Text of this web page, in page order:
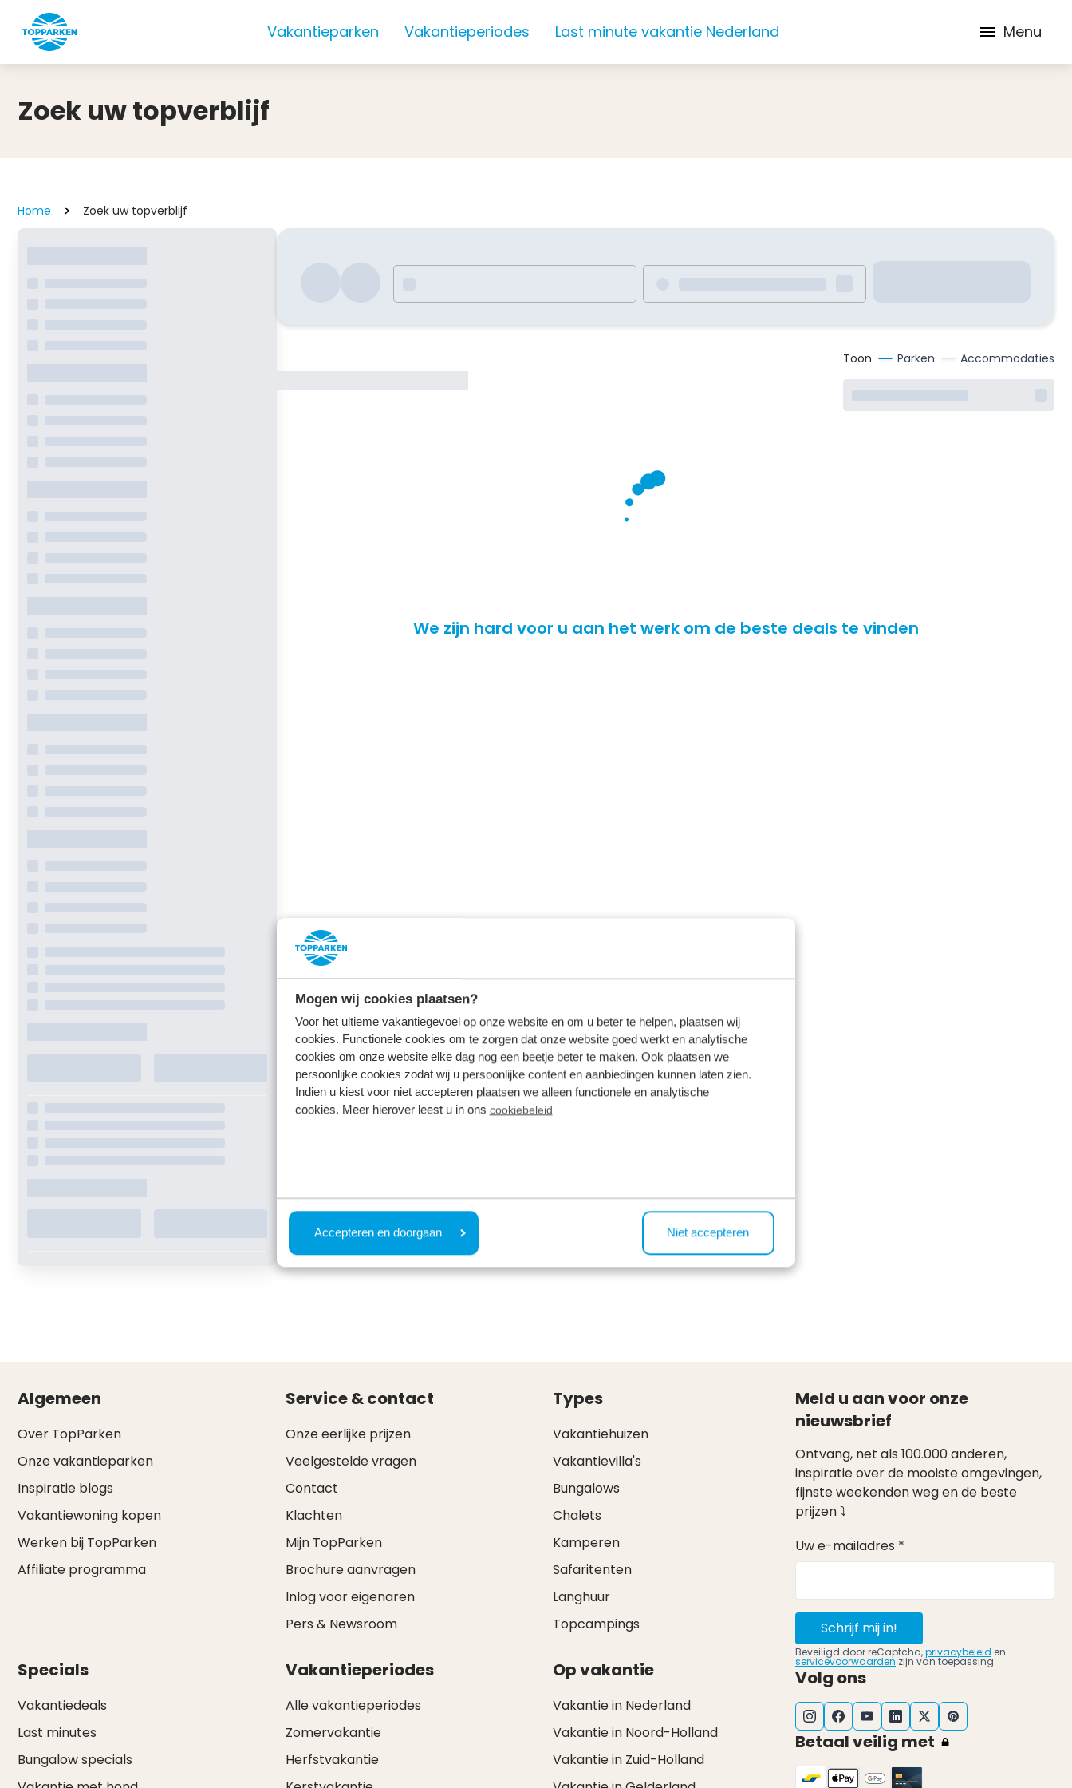
Mogen wij cookies plaatsen?
Voor het ultieme vakantiegevoel op onze website en om u beter te helpen, plaatsen wij
cookies. Functionele cookies om te zorgen dat onze website goed werkt en analytische
cookies om onze website elke dag nog een beetje beter te maken. Ook plaatsen we
persoonlijke cookies zodat wij u persoonlijke content en aanbiedingen kunnen laten zien.
Indien u kiest voor niet accepteren plaatsen we alleen functionele en analytische
cookies. Meer hierover leest u in ons cookiebeleid
Accepteren en doorgaan Niet accepteren
Vakantieparken Vakantieperiodes Last minute vakantie Nederland Menu
Zoek uw topverblijf
Home Zoek uw topverblijf
Toon Parken Accommodaties
We zijn hard voor u aan het werk om de beste deals te vinden
Algemeen
Over TopParken
Onze vakantieparken
Inspiratie blogs
Vakantiewoning kopen
Werken bij TopParken
Affiliate programma
Service & contact
Onze eerlijke prijzen
Veelgestelde vragen
Contact
Klachten
Mijn TopParken
Brochure aanvragen
Inlog voor eigenaren
Pers & Newsroom
Types
Vakantiehuizen
Vakantievilla's
Bungalows
Chalets
Kamperen
Safaritenten
Langhuur
Topcampings
Specials
Vakantiedeals
Last minutes
Bungalow specials
Vakantieperiodes
Alle vakantieperiodes
Zomervakantie
Herfstvakantie
Op vakantie
Vakantie in Nederland
Vakantie in Noord-Holland
Vakantie in Zuid-Holland
Meld u aan voor onze
nieuwsbrief
Ontvang, net als 100.000 anderen,
inspiratie over de mooiste omgevingen,
fijnste weekenden weg en de beste
prijzen ⤵
Uw e-mailadres *
Schrijf mij in!
Beveiligd door reCaptcha,privacybeleid en
servicevoorwaarden zijn van toepassing.
Volg ons
Betaal veilig met